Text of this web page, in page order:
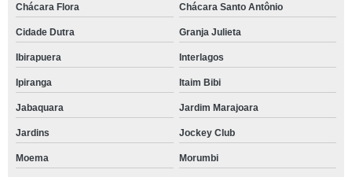
Chácara Flora Chácara Santo Antônio
Cidade Dutra Granja Julieta
Ibirapuera Interlagos
Ipiranga Itaim Bibi
Jabaquara Jardim Marajoara
Jardins Jockey Club
Moema Morumbi